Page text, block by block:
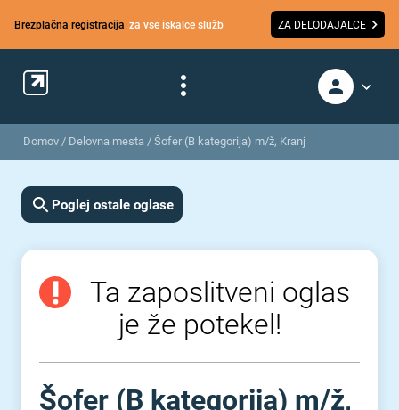
Brezplačna registracija za vse iskalce služb ZA DELODAJALCE
Domov / Delovna mesta / Šofer (B kategorija) m/ž, Kranj
Poglej ostale oglase
Ta zaposlitveni oglas
je že potekel!
Šofer (B kategorija) m⁠/⁠ž,